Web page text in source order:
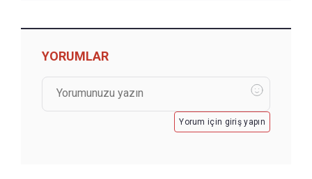
YORUMLAR
Yorum için giriş yapın